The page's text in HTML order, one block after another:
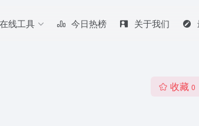
在线工具 今日热榜 关于我们
收藏 0